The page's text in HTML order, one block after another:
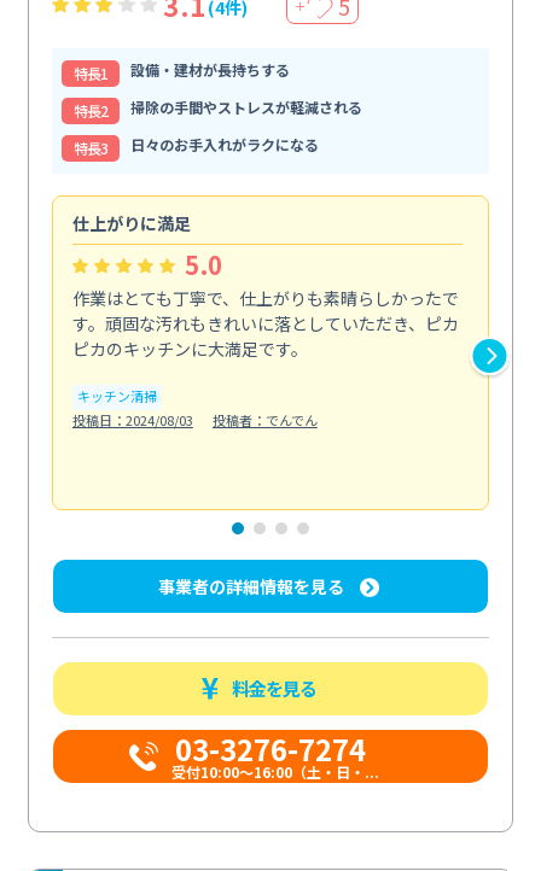
(4件) ＋ 5
特⻑1
設備・建材が長持ちする
特⻑2
掃除の手間やストレスが軽減される
特⻑3
日々のお手入れがラクになる
仕上がりに満足
5.0
作業はとても丁寧で、仕上がりも素晴らしかったで
す。頑固な汚れもきれいに落としていただき、ピカ
ピカのキッチンに大満足です。
キッチン清掃
投稿日：2024/08/03
投稿者：でんでん
事業者の詳細情報を見る
料金を見る
03-3276-7274
受付10:00〜16:00（土・日・...